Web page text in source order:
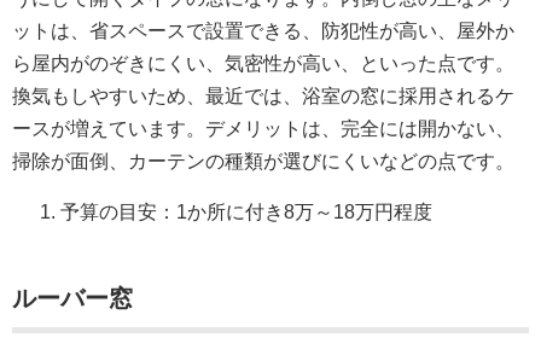
ットは、省スペースで設置できる、防犯性が高い、屋外か
ら屋内がのぞきにくい、気密性が高い、といった点です。
換気もしやすいため、最近では、浴室の窓に採用されるケ
ースが増えています。デメリットは、完全には開かない、
掃除が面倒、カーテンの種類が選びにくいなどの点です。
予算の目安：1か所に付き8万～18万円程度
ルーバー窓